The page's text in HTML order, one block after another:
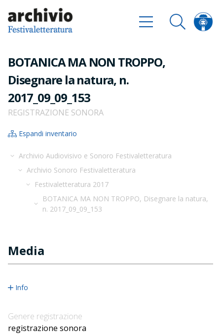
BOTANICA MA NON TROPPO,
Disegnare la natura, n.
2017_09_09_153
REGISTRAZIONE SONORA
Espandi inventario
Archivio Audiovisivo e Sonoro Festivaletteratura
Archivio Sonoro Festivaletteratura
Festivaletteratura 2017
BOTANICA MA NON TROPPO, Disegnare la natura,
n. 2017_09_09_153
Media
Info
Genere registrazione
registrazione sonora